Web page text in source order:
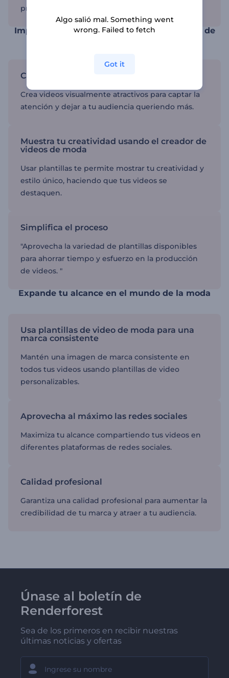
promocionales de aplicaciones.
Impresiona a tu audiencia con tu contenido de
Captura la atención de tu audiencia
Crea videos visualmente atractivos para captar la
atención y dejar a tu audiencia queriendo más.
Muestra tu creatividad usando el creador de
videos de moda
Usar plantillas te permite mostrar tu creatividad y
estilo único, haciendo que tus videos se
destaquen.
Simplifica el proceso
"Aprovecha la variedad de plantillas disponibles
para ahorrar tiempo y esfuerzo en la producción
de videos. "
Expande tu alcance en el mundo de la moda
Usa plantillas de video de moda para una
marca consistente
Mantén una imagen de marca consistente en
todos tus videos usando plantillas de video
personalizables.
Aprovecha al máximo las redes sociales
Maximiza tu alcance compartiendo tus videos en
diferentes plataformas de redes sociales.
Calidad profesional
Garantiza una calidad profesional para aumentar la
credibilidad de tu marca y atraer a tu audiencia.
Únase al boletín de
Renderforest
Sea de los primeros en recibir nuestras
últimas noticias y ofertas
Algo salió mal. Something went
wrong. Failed to fetch
Got it